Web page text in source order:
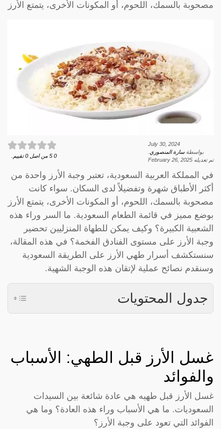
مصحوبة بالسمك، اللحوم، أو المكونات الأخرى، يتمتع الأرز
July 30, 2024
بواسطةسارة المنصوري
تم تعديله February 26, 2025
0
5 من اصل 0 تقييم.
في المملكة العربية السعودية، تعتبر وجبة الأرز واحدة من
أكثر الأطباق شهرة وتفضيلاً لدى السكان. سواء كانت
مصحوبة بالسمك، اللحوم، أو المكونات الأخرى، يتمتع الأرز
بوضع مميز في قائمة الطعام السعودية. ما السر وراء هذه
الشعبية الكبيرة؟ وكيف يمكن للطهاة المنزليين تحضير
وجبة الأرز على مستوى الفنادق الفخمة؟ في هذه المقالة،
سنستكشف أسرار طهي الأرز على الطريقة السعودية
وسنقدم نصائح عملية لإتقان هذه الوجبة الشهية.
جدول المحتويات
غسل الأرز قبل الطهي: الأسباب
والفوائد
غسل الأرز قبل طهيه هي عادة شائعة بين السيدات
السعوديات. ما هي الأسباب وراء هذه العادة؟ وما هي
الفوائد التي تعود على وجبة الأرز؟